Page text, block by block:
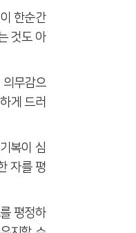
한순간
것도 아
의무감으
게 드러
복이 심
자를 평
평정하